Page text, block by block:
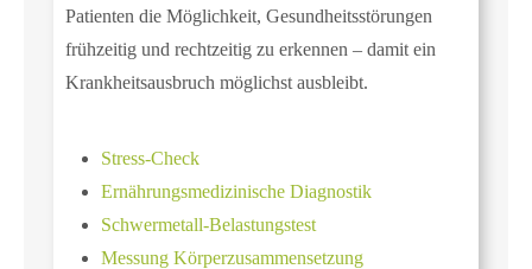
Patienten die Möglichkeit, Gesundheitsstörungen
frühzeitig und rechtzeitig zu erkennen – damit ein
Krankheitsausbruch möglichst ausbleibt.
Stress-Check
Ernährungsmedizinische Diagnostik
Schwermetall-Belastungstest
Messung Körperzusammensetzung